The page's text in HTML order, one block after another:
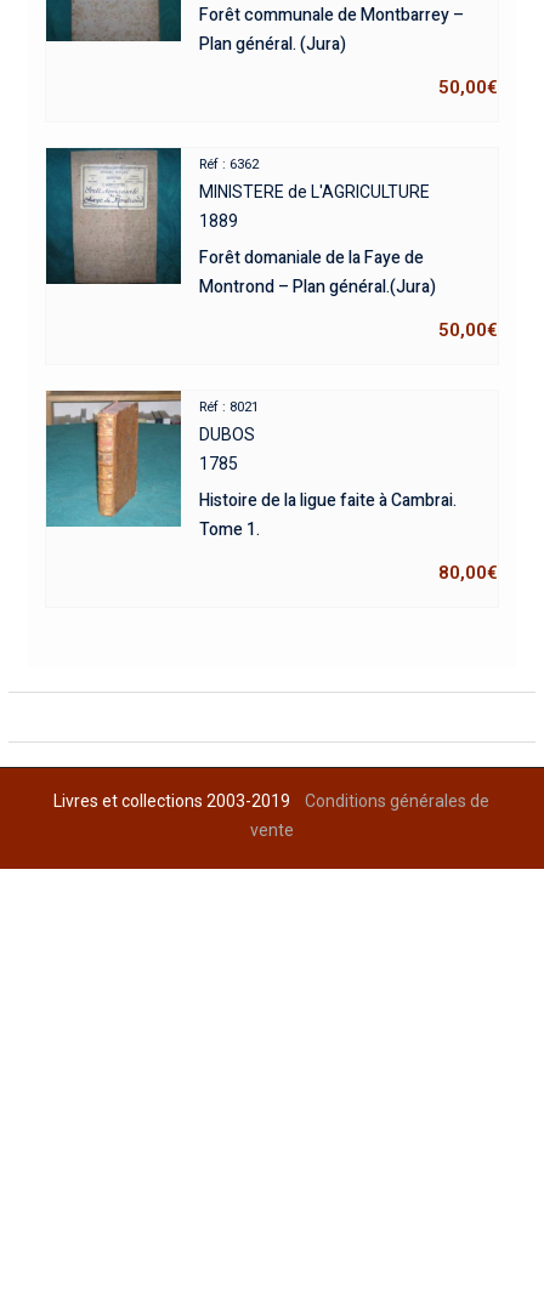
Forêt communale de Montbarrey –
Plan général. (Jura)
50,00€
Réf : 6362
MINISTERE de L'AGRICULTURE
1889
Forêt domaniale de la Faye de
Montrond – Plan général.(Jura)
50,00€
Réf : 8021
DUBOS
1785
Histoire de la ligue faite à Cambrai.
Tome 1.
80,00€
Livres et collections 2003-2019Conditions générales de
vente